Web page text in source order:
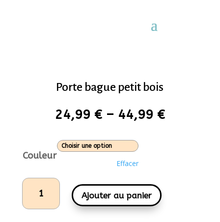
Porte bague petit bois
24,99 €– 44,99 €
Couleur
Effacer
quantité
Porte
Ajouter au panier